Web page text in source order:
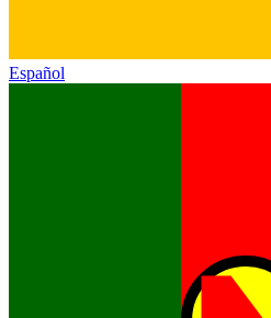
Español